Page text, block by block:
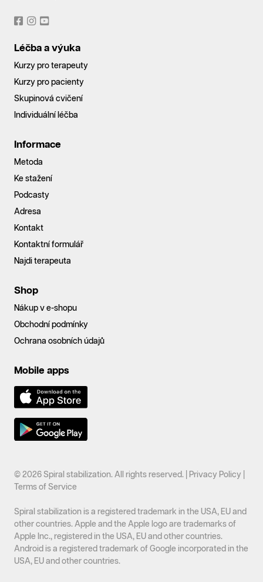
Léčba a výuka
Kurzy pro terapeuty
Kurzy pro pacienty
Skupinová cvičení
Individuální léčba
Informace
Metoda
Ke stažení
Podcasty
Adresa
Kontakt
Kontaktní formulář
Najdi terapeuta
Shop
Nákup v e-shopu
Obchodní podmínky
Ochrana osobních údajů
Mobile apps
© 2026 Spiral stabilization. All rights reserved. | Privacy Policy
Terms of Service
Spiral stabilization is a registered trademark in the USA, EU and
other countries. Apple and the Apple logo are trademarks of
Apple Inc., registered in the USA, EU and other countries.
Android is a registered trademark of Google incorporated in the
USA, EU and other countries.